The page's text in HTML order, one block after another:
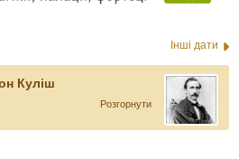
Інші дати
Куліш
Розгорнути